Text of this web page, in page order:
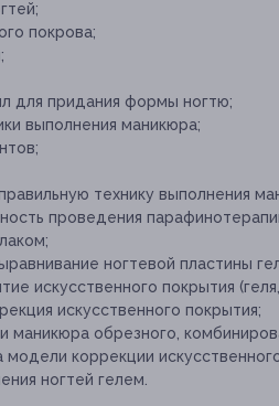
покрова;
для придания формы ногтю;
выполнения маникюра;
технику выполнения
проведения
ногтевой пластины
искусственного покрытия
искусственного покрытия;
обрезного,
коррекции
ногтей гелем.